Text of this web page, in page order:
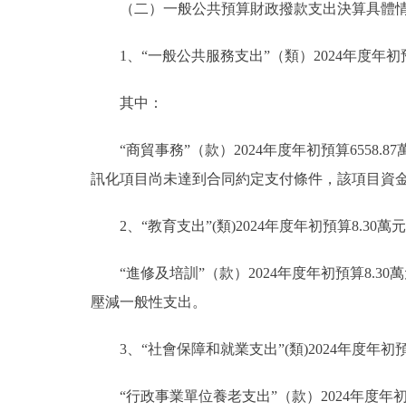
（二）一般公共預算財政撥款支出決算具體
1、“一般公共服務支出”（類）2024年度年
其中：
“商貿事務”（款）2024年度年初預算
訊化項目尚未達到合同約定支付條件，該項目資
2、“教育支出”(類)2024年度年初預算8.30萬
“進修及培訓”（款）2024年度年初預算8.30
壓減一般性支出。
3、“社會保障和就業支出”(類)2024年度年初
“行政事業單位養老支出”（款）2024年度年